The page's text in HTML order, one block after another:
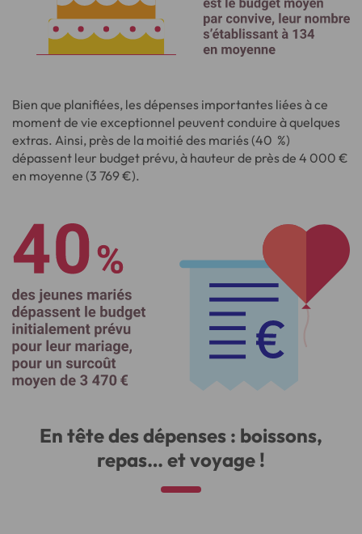
Bien que planifiées, les dépenses importantes liées à ce
moment de vie exceptionnel peuvent conduire à quelques
extras. Ainsi, près de la moitié des mariés (40 %)
dépassent leur budget prévu, à hauteur de près de 4 000 €
en moyenne (3 769 €).
En tête des dépenses : boissons,
repas… et voyage !